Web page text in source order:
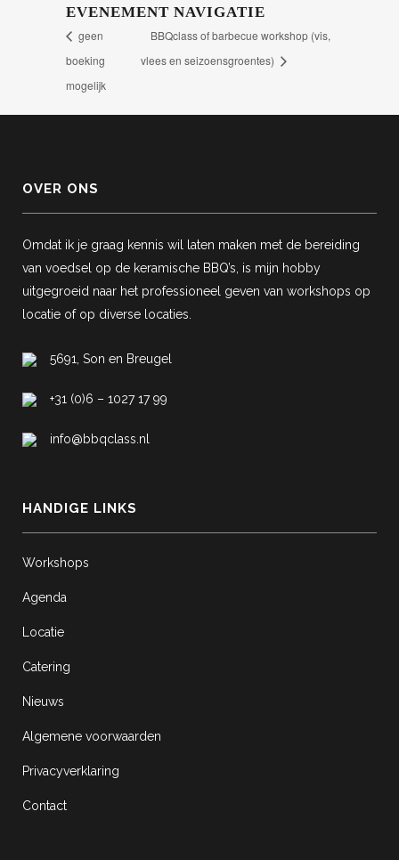
EVENEMENT NAVIGATIE
geen
boeking
mogelijk
BBQclass of barbecue workshop (vis,
vlees en seizoensgroentes)
OVER ONS
Omdat ik je graag kennis wil laten maken met de bereiding
van voedsel op de keramische BBQ’s, is mijn hobby
uitgegroeid naar het professioneel geven van workshops op
locatie of op diverse locaties.
5691, Son en Breugel
+31 (0)6 – 1027 17 99
info@bbqclass.nl
HANDIGE LINKS
Workshops
Agenda
Locatie
Catering
Nieuws
Algemene voorwaarden
Privacyverklaring
Contact